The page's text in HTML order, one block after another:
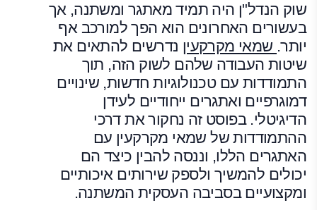
שוק הנדל"ן היה תמיד מאתגר ומשתנה, אך
בעשורים האחרונים הוא הפך למורכב אף
יותר. שמאי מקרקעין נדרשים להתאים את
שיטות העבודה שלהם לשוק הזה, תוך
התמודדות עם טכנולוגיות חדשות, שינויים
דמוגרפיים ואתגרים ייחודיים לעידן
הדיגיטלי. בפוסט זה נחקור את דרכי
ההתמודדות של שמאי מקרקעין עם
האתגרים הללו, וננסה להבין כיצד הם
יכולים להמשיך ולספק שירותים איכותיים
ומקצועיים בסביבה העסקית המשתנה.